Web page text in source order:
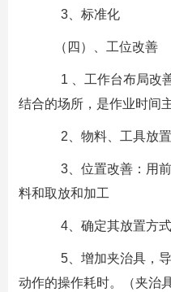
3、标准化
（四）、工位改善
1 、工作台布局改
结合的场所，是作业时间
2、物料、工具放置
3、位置改善：用前
料和取放和加工
4、确定其放置方式
5、增加夹治具，导
动作的操作耗时。（夹治